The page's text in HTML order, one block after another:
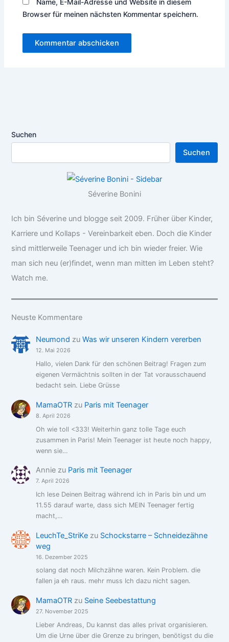
Browser für meinen nächsten Kommentar speichern.
Suchen
Suchen
Séverine Bonini
Ich bin Séverine und blogge seit 2009. Früher über Kinder,
Karriere und Kollaps - Vereinbarkeit eben. Doch die Kinder
sind mittlerweile Teenager und ich bin wieder freier. Wie
man sich neu (er)findet, wenn man mitten im Leben steht?
Watch me.
Neuste Kommentare
Neumond zu Was wir unseren Kindern vererben
12. Mai 2026
Hallo, vielen Dank für den schönen Beitrag! Fragen zum
eigenen Vermächtnis sollten in der Tat vorausschauend
bedacht sein. Liebe Grüsse
MamaOTRzu Paris mit Teenager
8. April 2026
Oh wie toll <333! Weiterhin ganz tolle Tage euch
zusammen in Paris! Mein Teenager ist heute noch happy,
wenn sie…
Anniezu Paris mit Teenager
7. April 2026
Ich lese Deinen Beitrag während ich in Paris bin und um
11.55 darauf warte, dass sich MEIN Teenager fertig
macht,…
LeuchTe_StriKezu Schockstarre – Schneidezähne
weg
16. Dezember 2025
solang dat noch Milchzähne waren. Kein Problem. die
fallen ja eh raus. mehr muss Ich dazu nicht sagen.
MamaOTRzu Seine Seebestattung
27. November 2025
Lieber Andreas, Du kannst das alles privat organisieren.
Um die Urne über die Grenze zu bringen, benötigst du die